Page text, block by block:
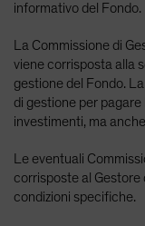
informativo del Fondo.
La Commissione di
viene corrisposta alla
gestione del Fondo.
di gestione per
investimenti, ma
Le eventuali
corrisposte al
condizioni specifiche.